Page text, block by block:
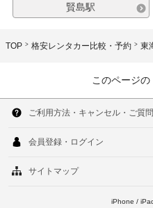
賢島駅
TOP 格安レンタカー比較・予約 東
このページ